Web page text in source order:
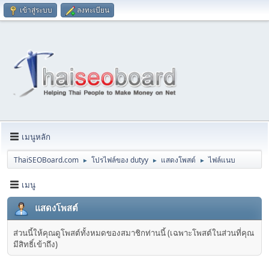
เข้าสู่ระบบ ลงทะเบียน
เมนูหลัก
ThaiSEOBoard.com ► โปรไฟล์ของ dutyy ► แสดงโพสต์ ► ไฟล์แนบ
เมนู
แสดงโพสต์
ส่วนนี้ให้คุณดูโพสต์ทั้งหมดของสมาชิกท่านนี้ (เฉพาะโพสต์ในส่วนที่คุณ
มีสิทธิ์เข้าถึง)